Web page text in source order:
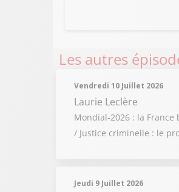
Les autres
Vendredi 10 Juillet 2026
Laurie Leclère
Mondial-2026 : la
/ Justice criminelle : le
Jeudi 9 Juillet 2026